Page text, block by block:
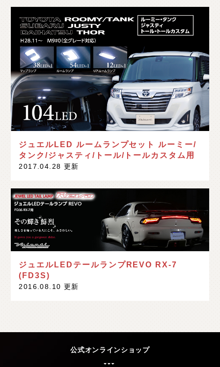
ジュエルLED ルームランプセット ルーミー/
タンク/ジャスティ/トール/トールカスタム用
2017.04.28 更新
ジュエルLEDテールランプREVO RX-7
(FD3S)
2016.08.10 更新
公式オンラインショップ